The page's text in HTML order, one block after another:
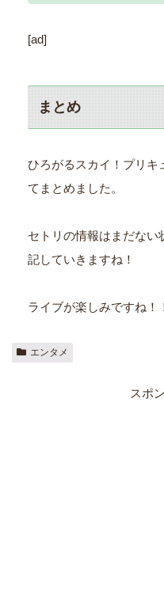
[ad]
まとめ
ひろがるスカイ！プリキ
てまとめました。
セトリの情報はまだない
記していきますね！
ライブが楽しみですね！
エンタメ
スポ